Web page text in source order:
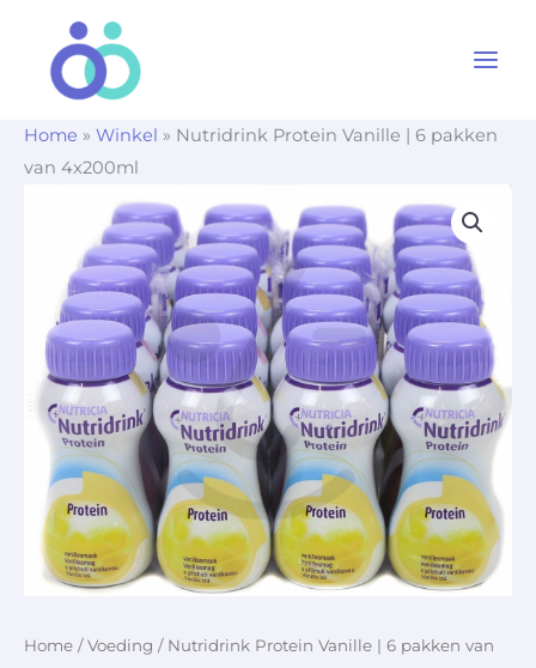
Home » Winkel » Nutridrink Protein Vanille | 6 pakken
van 4x200ml
Home /Voeding / Nutridrink Protein Vanille | 6 pakken van